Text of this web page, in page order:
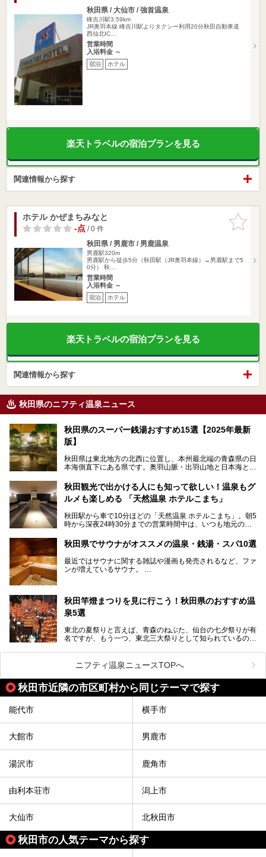
秋田県 / 大仙市 / 強首温泉
峰吉川駅3.59km
JR奥羽本線 峰吉川駅よりタクシー利用20分秋田自動車道
西仙北IC…
営業時間
入浴料金 ～
宿泊 ホテル
楽天トラベルの宿泊プランを見る
関連情報から探す
お気に入
りに追加
ホテル かぜまちみなと
-点/ 0 件
秋田県 / 男鹿市 / 男鹿温泉
男鹿駅320m
男鹿駅から徒歩5分（秋田駅（JR奥羽本線）→男鹿駅まで5
0分） 秋…
営業時間
入浴料金 ～
宿泊 ホテル
楽天トラベルの宿泊プランを見る
関連情報から探す
秋田県のニフティ温泉ニュース
秋田県のスーパー銭湯おすすめ15選【2025年最新
版】
秋田県は東北地方の北西に位置し、本州最北端の青森県の日
本海側直下にある県です。奥羽山脈・出羽山地と日本海とい
界自然遺産に登録された白神山地のほか、多くの国立公園・
国定公園を擁しています。
「あきたこまち」に代表される米の生産量は国内第3位。米
ハタハタ・しょっつる（魚醤）といった独特の食材も豊富で
す。
げ」など、全国的に有名な催しも多い秋田県。観光旅行にも
役立つ、県内のおすすめスーパー銭湯＆立ち寄り湯情報をご
紹介します。
秋田観光で出かける人にも知って欲しい！温泉もグ
ルメも楽しめる 「天然温泉 ホテルこまち」
秋田駅から車で10分ほどの「天然温泉 ホテルこまち」。朝5
時から深夜24時30分までの営業時間中は、いつも地元の人
岩盤浴入り放題なのに1泊3,500円からと破格の安さ！
観光にも便利な「天然温泉 ホテルこまち」の魅力をたっぷ
りお届けします。
秋田県でサウナがオススメの温泉・銭湯・スパ10選
最近ではサウナに関する雑誌や漫画も発売されるなど、ファ
ンが増えているサウナ。
こだわりを持つ施設も増えています。
今回はそんな今話題のサウナが楽しめる、秋田県内にあるオ
ススメ温泉・銭湯・スパを10件まとめてご紹介します。
秋田竿燈まつりを見に行こう！秋田県のおすすめ温
泉5選
東北の夏祭りと言えば、青森のねぶた、仙台の七夕祭りが有
名ですが、もう一つ、東北三大祭りとして知られているのが
毎年8月3日から6日に行われる「秋田竿燈まつり」は、たく
さんの提灯をぶらさげた大きな竿燈を「ドッコイショ」の掛
け声にあわせて秋田駅周辺を練り歩きます。
竿燈の数は230本、１万個の提灯がまるで天の川のように連
なり、秋田の夜を照らします。
竿燈まつりを見た後は、秋田の温泉で骨休め。秋田美人を生
ニフティ温泉ニュースTOPへ
秋田市近隣の市区町村から同じテーマで探す
能代市 横手市
大館市 男鹿市
湯沢市 鹿角市
由利本荘市 潟上市
大仙市 北秋田市
秋田市の人気テーマから探す